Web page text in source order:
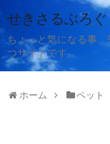
せきさるぶろぐ
ちょっと気になる事
つサイトです。
ホーム ペット